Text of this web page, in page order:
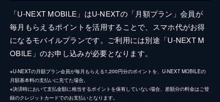
「U-NEXT MOBILE」はU-NEXTの「月額プラン」会員が
毎月もらえるポイントを活用することで、スマホ代がお得
になるモバイルプランです。ご利用には別途「U-NEXT M
OBILE」のお申し込みが必要となります。
※U-NEXTの月額プラン会員が毎月もらえる1,200円分のポイントを、U-NEXT MOBILEの
月額基本料の支払いに充てた場合。
※決済時において支払金額に相当するポイントを保有していない場合、差額分の料金はご登
録のクレジットカードでのお支払いとなります。